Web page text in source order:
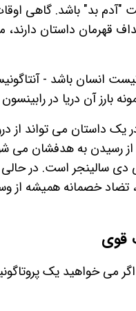
"آدم بد" باشد. گاهی
قهرمان داستان دارند،
انسان باشد -
بارز آن دریا در
داستان می تواند از
از رسیدن به هدفشان می
دی سالینجر است. در
خصمانه همیشه از
قوی
می خواهید یک